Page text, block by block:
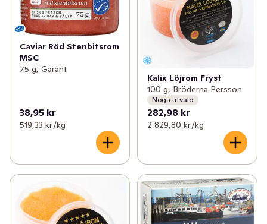
Caviar Röd Stenbitsrom
MSC
75 g, Garant
38,95 kr
519,33 kr /kg
Kalix Löjrom Fryst
100 g, Bröderna Persson
Noga utvald
282,98 kr
2 829,80 kr /kg